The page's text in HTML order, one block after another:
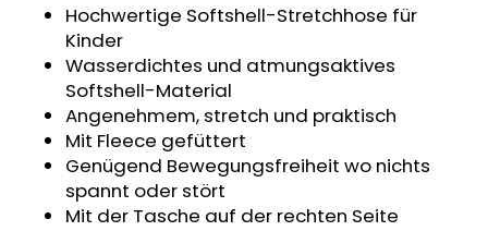
Hochwertige Softshell-Stretchhose für
Kinder
Wasserdichtes und atmungsaktives
Softshell-Material
Angenehmem, stretch und praktisch
Mit Fleece gefüttert
Genügend Bewegungsfreiheit wo nichts
spannt oder stört
Mit der Tasche auf der rechten Seite
KINDERSITZUNTERLAGE
OUTLAST®
GRAU
MELIERT
€24,90